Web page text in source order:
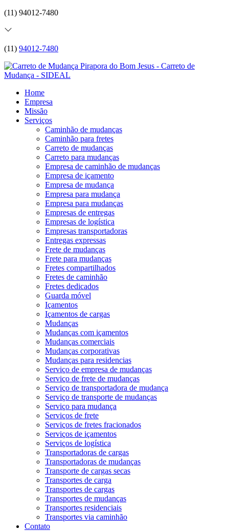
(11) 94012-7480
(11) 94012-7480
Home
Empresa
Missão
Serviços
Caminhão de mudanças
Caminhão para fretes
Carreto de mudanças
Carreto para mudanças
Empresa de caminhão de mudanças
Empresa de içamento
Empresa de mudança
Empresa para mudança
Empresa para mudanças
Empresas de entregas
Empresas de logística
Empresas transportadoras
Entregas expressas
Frete de mudanças
Frete para mudanças
Fretes compartilhados
Fretes de caminhão
Fretes dedicados
Guarda móvel
Içamentos
Içamentos de cargas
Mudanças
Mudanças com içamentos
Mudanças comerciais
Mudanças corporativas
Mudanças para residencias
Serviço de empresa de mudanças
Serviço de frete de mudanças
Serviço de transportadora de mudança
Serviço de transporte de mudanças
Serviço para mudança
Serviços de frete
Serviços de fretes fracionados
Serviços de içamentos
Serviços de logística
Transportadoras de cargas
Transportadoras de mudanças
Transporte de cargas secas
Transportes de carga
Transportes de cargas
Transportes de mudanças
Transportes residenciais
Transportes via caminhão
Contato